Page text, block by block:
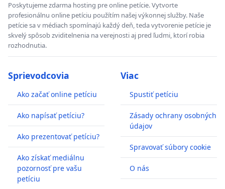
Poskytujeme zdarma hosting pre online petície. Vytvorte
profesionálnu online petíciu použítím našej výkonnej služby. Naše
petície sa v médiach spomínajú každý deň, teda vytvorenie petície je
skvelý spôsob zviditelnenia na verejnosti aj pred ľudmi, ktorí robia
rozhodnutia.
Sprievodcovia
Ako začať online petíciu
Ako napísať petíciu?
Ako prezentovať petíciu?
Ako získať mediálnu
pozornosť pre vašu
petíciu
Viac
Spustiť petíciu
Zásady ochrany osobných
údajov
Spravovať súbory cookie
O nás